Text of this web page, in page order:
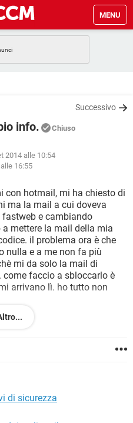
MENU
WHATSAPP
WHATSAPP
GAMING
WINDOWS 10
WHATSAPP
FACEBOOK
GAMING
WINDOWS 10
WHATSAPP
FACEBOOK
GAMING
ANDROID
WINDOWS 10
WHATSAPP
FACEBOOK
Successivo
info. Chiuso
2014 alle 10:54
16:55
con hotmail, mi ha chiesto di
ma la mail a cui doveva
fastweb e cambiando
mettere la mail della mia
il problema ora è che
nulla e a me non fa più
mi da solo la mail di
come faccio a sbloccarlo è
arrivano lì. ho tutto non
volta che provo ad accedere
ad accedere alla tua posta,
verranno sostituite con
2014. Se nel frattempo hai
di sicurezza elencate qui
le mie info di sicurezza".
di sicurezza